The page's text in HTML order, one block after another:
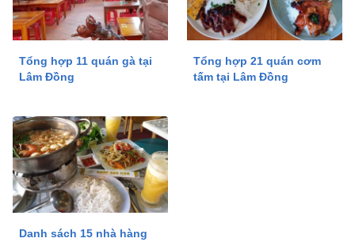
Tổng hợp 11 quán gà tại
Lâm Đồng
Tổng hợp 21 quán cơm
tấm tại Lâm Đồng
Danh sách 15 nhà hàng